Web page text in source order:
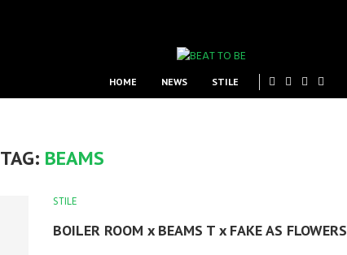
HOME NEWS STILE
TAG: BEAMS
STILE
BOILER ROOM x BEAMS T x FAKE AS FLOWERS